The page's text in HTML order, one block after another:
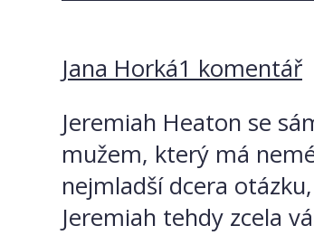
Jana Horká1 komentář
Jeremiah Heaton se
mužem, který má
nejmladší dcera
Jeremiah tehdy zcela